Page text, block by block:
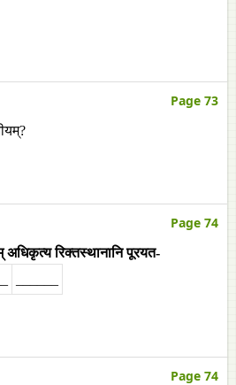
Page 73
Page 74
अधिकृत्य रिक्तस्थानानि पूरयत-
Page 74